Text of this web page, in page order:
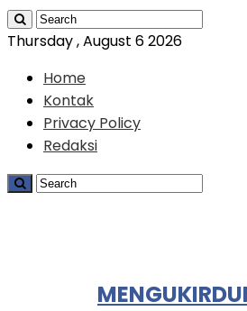
Thursday , August 6 2026
Home
Kontak
Privacy Policy
Redaksi